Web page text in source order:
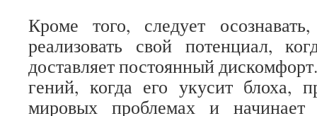
Кроме того, следует
реализовать свой потенциал,
доставляет постоянный
гений, когда его укусит блоха,
мировых проблемах и начинает